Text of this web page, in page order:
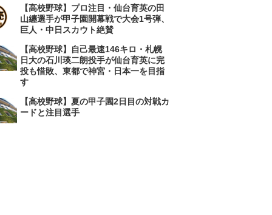
【高校野球】プロ注目・仙台育英の田
山纏選手が甲子園開幕戦で大会1号弾、
巨人・中日スカウト絶賛
【高校野球】自己最速146キロ・札幌
日大の石川瑛二朗投手が仙台育英に完
投も惜敗、東都で神宮・日本一を目指
す
【高校野球】夏の甲子園2日目の対戦カ
ードと注目選手